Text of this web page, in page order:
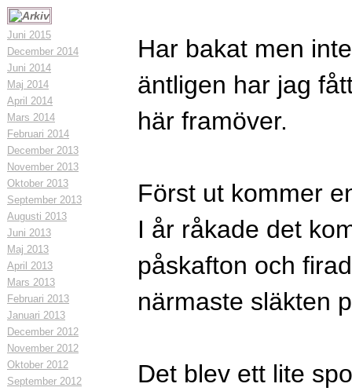
Juni 2015
December 2014
Juni 2014
Maj 2014
April 2014
Mars 2014
Februari 2014
December 2013
November 2013
Oktober 2013
September 2013
Augusti 2013
Juni 2013
Maj 2013
April 2013
Mars 2013
Februari 2013
Januari 2013
December 2012
November 2012
Oktober 2012
September 2012
Har bakat men
äntligen har jag
här framöver.
Först ut kommer
I år råkade det
påskafton och
närmaste släkten
Det blev ett lite